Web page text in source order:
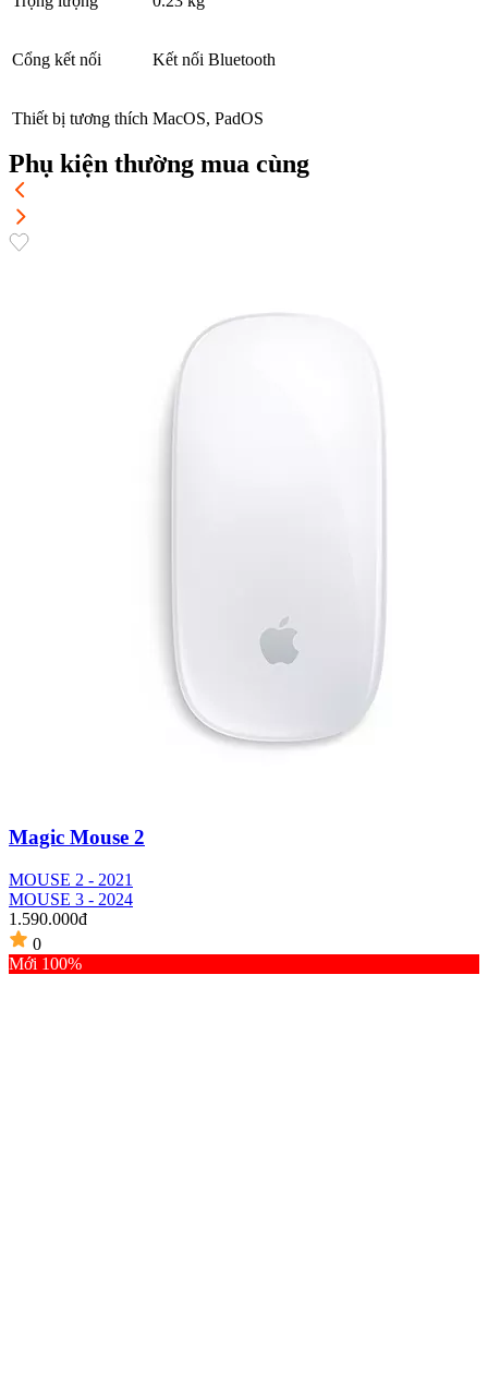
Cổng kết nối Kết nối Bluetooth
Thiết bị tương thích MacOS, PadOS
Phụ kiện thường mua cùng
Magic Mouse 2
MOUSE 2 - 2021
MOUSE 3 - 2024
1.590.000đ
0
Mới 100%